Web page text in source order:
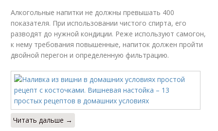
Алкогольные напитки не должны превышать 400
показателя. При использовании чистого спирта, его
разводят до нужной кондиции. Реже используют самогон,
к нему требования повышенные, напиток должен пройти
двойной перегон и определенную фильтрацию.
Читать дальше →